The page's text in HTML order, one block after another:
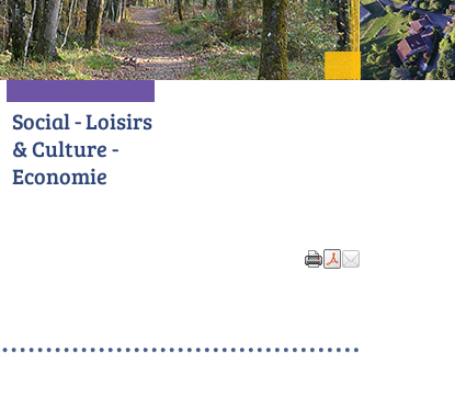
Social - Loisirs
& Culture -
Economie